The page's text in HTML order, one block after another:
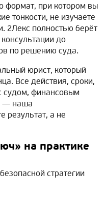
формат, при котором вы
тонкости, не изучаете
2Лекс полностью берёт
до
по решению суда.
юрист, который
Все действия, сроки,
судом, финансовым
— наша
результат, а не
на практике
стратегии